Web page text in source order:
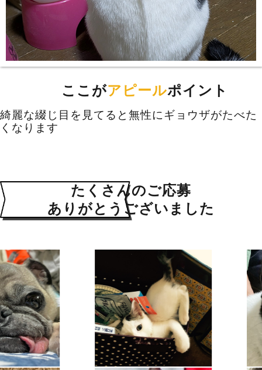
ここがアピールポイント
綺麗な綴じ目を見てると無性にギョウザがたべた
くなります
たくさんのご応募
ありがとうございました